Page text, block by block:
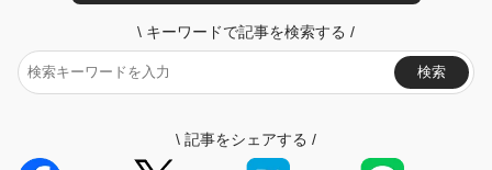
\ キーワードで記事を検索する /
検索
\ 記事をシェアする /